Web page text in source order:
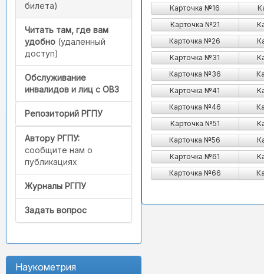
билета)
Читать там, где вам
удобно (удаленный
доступ)
Обслуживание
инвалидов и лиц с ОВЗ
Репозиторий РГПУ
Автору РГПУ:
сообщите нам о
публикациях
Журналы РГПУ
Задать вопрос
Наукометрия
Карточка №16
Карточка №21
Карточка №26
Карточка №31
Карточка №36
Карточка №41
Карточка №46
Карточка №51
Карточка №56
Карточка №61
Карточка №66